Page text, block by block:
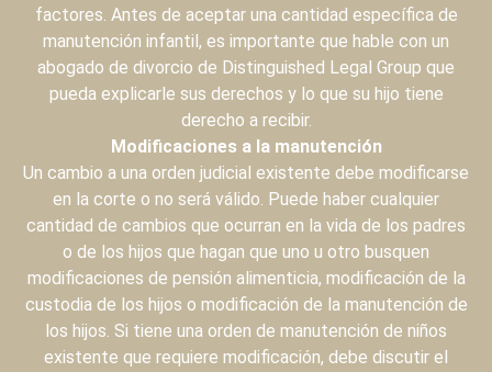
factores. Antes de aceptar una cantidad específica de
manutención infantil, es importante que hable con un
abogado de divorcio de Distinguished Legal Group que
pueda explicarle sus derechos y lo que su hijo tiene
derecho a recibir.
Modificaciones a la manutención
Un cambio a una orden judicial existente debe modificarse
en la corte o no será válido. Puede haber cualquier
cantidad de cambios que ocurran en la vida de los padres
o de los hijos que hagan que uno u otro busquen
modificaciones de pensión alimenticia, modificación de la
custodia de los hijos o modificación de la manutención de
los hijos. Si tiene una orden de manutención de niños
existente que requiere modificación, debe discutir el